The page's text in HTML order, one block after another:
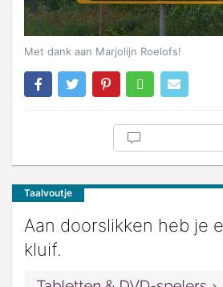
Met dank aan Marjolijn Roelofs!
Taalvoutje
Aan doorslikken heb je
kluif.